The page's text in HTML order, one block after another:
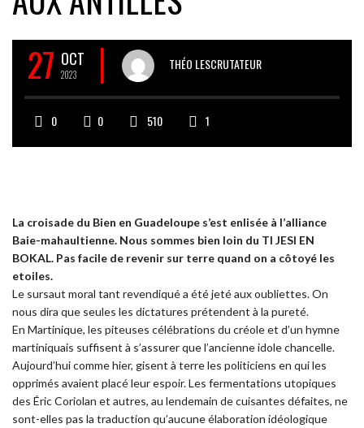
27 OCT
2023
THÉO LESCRUTATEUR
0 0 510 1
La croisade du Bien en Guadeloupe s’est enlisée à l’alliance
Baie-mahaultienne. Nous sommes bien loin du TI JESI EN
BOKAL. Pas facile de revenir sur terre quand on a côtoyé les
etoiles.
Le sursaut moral tant revendiqué a été jeté aux oubliettes. On
nous dira que seules les dictatures prétendent à la pureté.
En Martinique, les piteuses célébrations du créole et d’un hymne
martiniquais suffisent à s’assurer que l’ancienne idole chancelle.
Aujourd’hui comme hier, gisent à terre les politiciens en qui les
opprimés avaient placé leur espoir. Les fermentations utopiques
des Éric Coriolan et autres, au lendemain de cuisantes défaites, ne
sont-elles pas la traduction qu’aucune élaboration idéologique